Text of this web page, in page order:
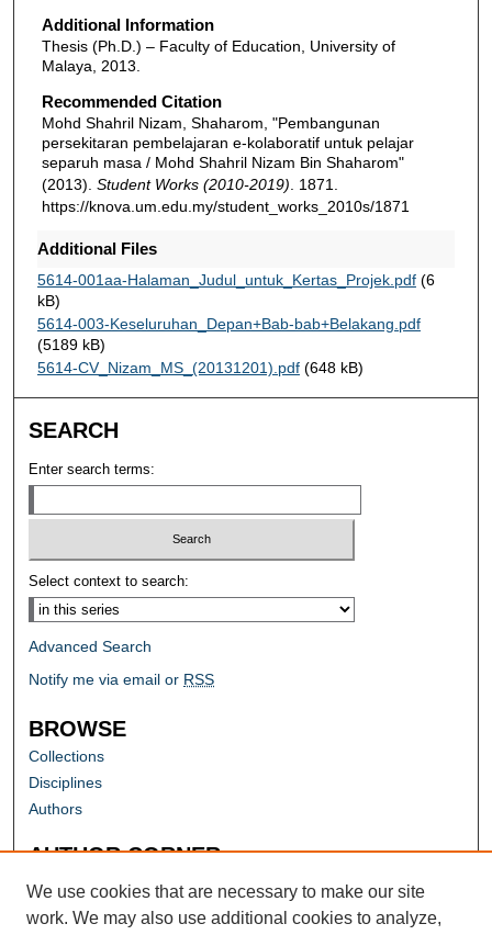
Additional Information
Thesis (Ph.D.) – Faculty of Education, University of
Malaya, 2013.
Recommended Citation
Mohd Shahril Nizam, Shaharom, "Pembangunan
persekitaran pembelajaran e-kolaboratif untuk pelajar
separuh masa / Mohd Shahril Nizam Bin Shaharom"
(2013). Student Works (2010-2019) . 1871.
https://knova.um.edu.my/student_works_2010s/1871
Additional Files
5614-001aa-Halaman_Judul_untuk_Kertas_Projek.pdf(6
kB)
5614-003-Keseluruhan_Depan+Bab-bab+Belakang.pdf
(5189 kB)
5614-CV_Nizam_MS_(20131201).pdf(648 kB)
SEARCH
Enter search terms:
Select context to search:
Advanced Search
Notify me via email or RSS
BROWSE
Collections
Disciplines
Authors
AUTHOR CORNER
Author FAQ
We use cookies that are necessary to make our site
work. We may also use additional cookies to analyze,